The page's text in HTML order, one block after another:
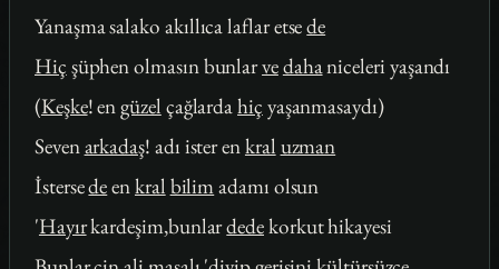
Yanaşma salako akıllıca laflar etsede
Hiç şüphen olmasın bunlarvedahaniceleri yaşandı
(Keşke! engüzel çağlardahiç yaşanmasaydı)
Sevenarkadaş! adı ister enkral uzman
İstersedeenkral bilimadamı olsun
'Hayırkardeşim,bunlardedekorkut hikayesi